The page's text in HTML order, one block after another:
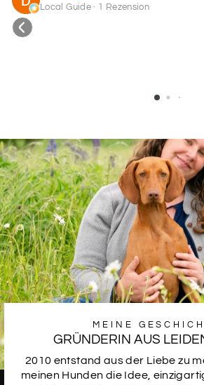
SCHRIFTART
12
Local Guide · 1 Rezension
MEINE
GRÜNDERIN AUS
2010 entstand aus der Liebe zu
meinen Hunden die Idee,